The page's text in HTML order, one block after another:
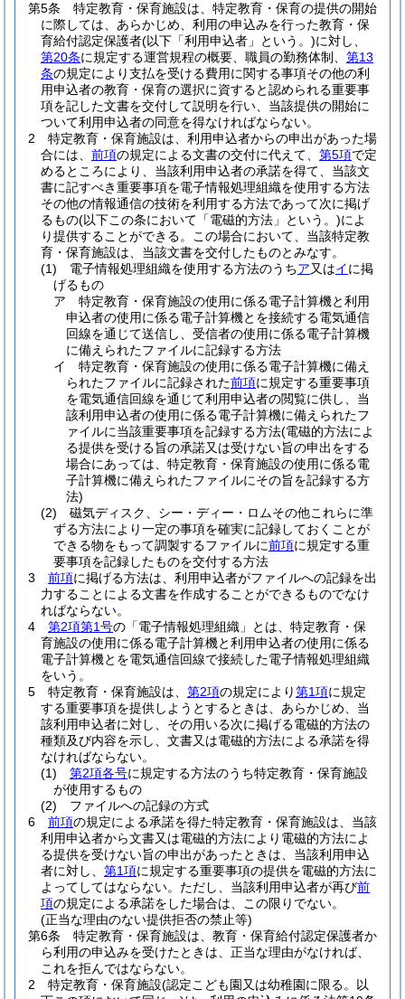
第5条
特定教育・保育施設は、特定教育・保育の提供の開始
に際しては、あらかじめ、利用の申込みを行った教育・保
育給付認定保護者(以下「利用申込者」という。)に対し、
第20条に規定する運営規程の概要、職員の勤務体制、 第13
条の規定により支払を受ける費用に関する事項その他の利
用申込者の教育・保育の選択に資すると認められる重要事
項を記した文書を交付して説明を行い、当該提供の開始に
ついて利用申込者の同意を得なければならない。
2
特定教育・保育施設は、利用申込者からの申出があった場
合には、 前項の規定による文書の交付に代えて、 第5項で定
めるところにより、当該利用申込者の承諾を得て、当該文
書に記すべき重要事項を電子情報処理組織を使用する方法
その他の情報通信の技術を利用する方法であって次に掲げ
るもの(以下この条において「電磁的方法」という。)によ
り提供することができる。
この場合において、当該特定教
育・保育施設は、当該文書を交付したものとみなす。
(1)
電子情報処理組織を使用する方法のうちア又はイに掲
げるもの
ア
特定教育・保育施設の使用に係る電子計算機と利用
申込者の使用に係る電子計算機とを接続する電気通信
回線を通じて送信し、受信者の使用に係る電子計算機
に備えられたファイルに記録する方法
イ
特定教育・保育施設の使用に係る電子計算機に備え
られたファイルに記録された前項に規定する重要事項
を電気通信回線を通じて利用申込者の閲覧に供し、当
該利用申込者の使用に係る電子計算機に備えられたフ
ァイルに当該重要事項を記録する方法(電磁的方法によ
る提供を受ける旨の承諾又は受けない旨の申出をする
場合にあっては、特定教育・保育施設の使用に係る電
子計算機に備えられたファイルにその旨を記録する方
法)
(2)
磁気ディスク、シー・ディー・ロムその他これらに準
ずる方法により一定の事項を確実に記録しておくことが
できる物をもって調製するファイルに前項に規定する重
要事項を記録したものを交付する方法
3
前項に掲げる方法は、利用申込者がファイルへの記録を出
力することによる文書を作成することができるものでなけ
ればならない。
4
第2項第1号の「電子情報処理組織」とは、特定教育・保
育施設の使用に係る電子計算機と利用申込者の使用に係る
電子計算機とを電気通信回線で接続した電子情報処理組織
をいう。
5
特定教育・保育施設は、 第2項の規定により第1項に規定
する重要事項を提供しようとするときは、あらかじめ、当
該利用申込者に対し、その用いる次に掲げる電磁的方法の
種類及び内容を示し、文書又は電磁的方法による承諾を得
なければならない。
(1)
第2項各号に規定する方法のうち特定教育・保育施設
が使用するもの
(2)
ファイルへの記録の方式
6
前項の規定による承諾を得た特定教育・保育施設は、当該
利用申込者から文書又は電磁的方法により電磁的方法によ
る提供を受けない旨の申出があったときは、当該利用申込
者に対し、 第1項に規定する重要事項の提供を電磁的方法に
よってしてはならない。 ただし、当該利用申込者が再び前
項の規定による承諾をした場合は、この限りでない。
(正当な理由のない提供拒否の禁止等)
第6条
特定教育・保育施設は、教育・保育給付認定保護者か
ら利用の申込みを受けたときは、正当な理由がなければ、
これを拒んではならない。
2
特定教育・保育施設(認定こども園又は幼稚園に限る。以